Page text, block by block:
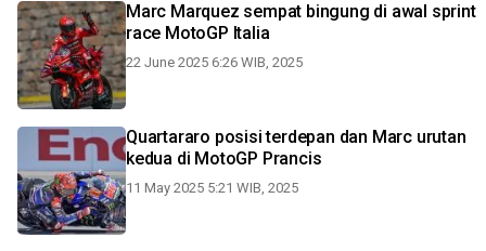
Marc Marquez sempat bingung di awal sprint
race MotoGP Italia
22 June 2025 6:26 WIB, 2025
Quartararo posisi terdepan dan Marc urutan
kedua di MotoGP Prancis
11 May 2025 5:21 WIB, 2025